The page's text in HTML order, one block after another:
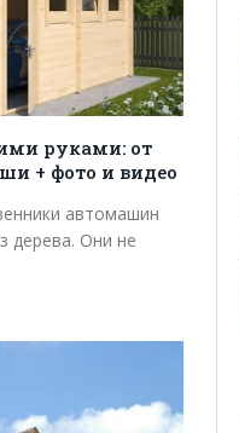
руками: от
+ фото и видео
автомашин
дерева. Они не